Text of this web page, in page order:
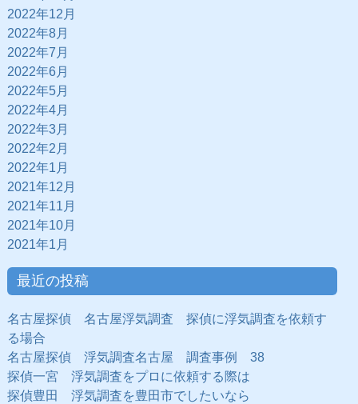
2022年12月
2022年8月
2022年7月
2022年6月
2022年5月
2022年4月
2022年3月
2022年2月
2022年1月
2021年12月
2021年11月
2021年10月
2021年1月
最近の投稿
名古屋探偵 名古屋浮気調査 探偵に浮気調査を依頼す
る場合
名古屋探偵 浮気調査名古屋 調査事例 38
探偵一宮 浮気調査をプロに依頼する際は
探偵豊田 浮気調査を豊田市でしたいなら